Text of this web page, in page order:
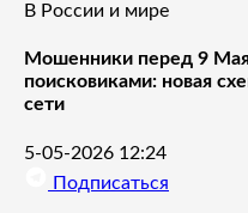
В России и мире
Мошенники перед 9
поисковиками: новая
сети
5-05-2026 12:24
Подписаться